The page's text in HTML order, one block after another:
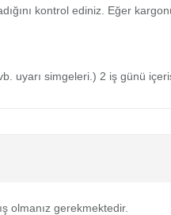
kontrol ediniz. Eğer
uyarı simgeleri.) 2 iş günü
olmanız gerekmektedir.